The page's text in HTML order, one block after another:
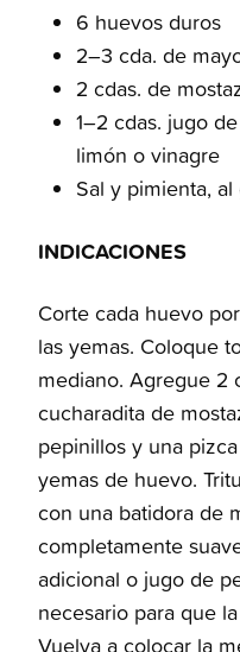
6 huevos duros
2–3 cda. de
2 cdas. de
1–2 cdas. jugo
limón o vinagre
Sal y pimienta,
INDICACIONES
Corte cada huevo
las yemas. Coloque
mediano. Agregue 2
cucharadita de
pepinillos y una
yemas de huevo.
con una batidora de
completamente
adicional o jugo de
necesario para que
Vuelva a colocar la